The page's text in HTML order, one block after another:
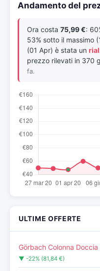
Andamento del
Ora costa 75,99 €:
53% sotto il massimo
(01 Apr) è stata un
prezzo rilevati in 370
fa.
ULTIME OFFERTE
Görbach Colonna
▼ -22% (81,84 €)